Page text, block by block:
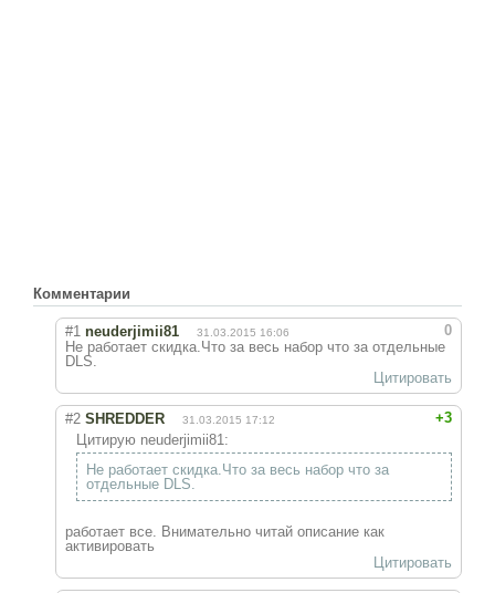
Комментарии
0
#1 neuderjimii81 31.03.2015 16:06
Не работает скидка.Что за весь набор что за отдельные
DLS.
Цитировать
+3
#2 SHREDDER 31.03.2015 17:12
Цитирую neuderjimii81:
Не работает скидка.Что за весь набор что за
отдельные DLS.
работает все. Внимательно читай описание как
активировать
Цитировать